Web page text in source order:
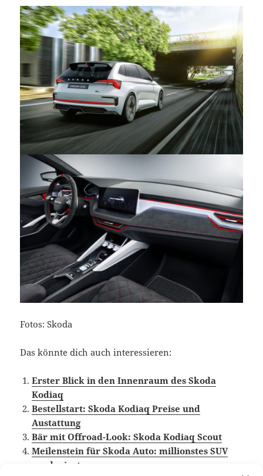
Fotos: Skoda
Das könnte dich auch interessieren:
Erster Blick in den Innenraum des Skoda
Kodiaq
Bestellstart: Skoda Kodiaq Preise und
Austattung
Bär mit Offroad-Look: Skoda Kodiaq Scout
Meilenstein für Skoda Auto: millionstes SUV
produziert